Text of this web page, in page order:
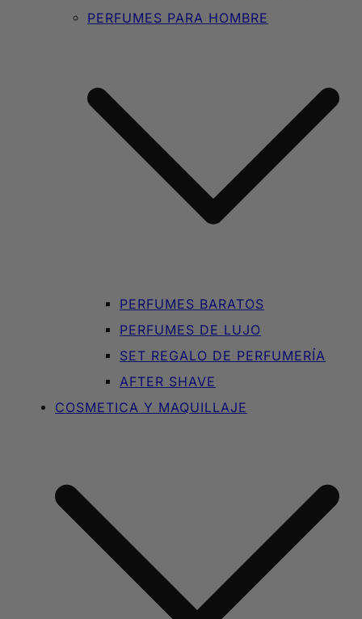
PERFUMES PARA HOMBRE
PERFUMES BARATOS
PERFUMES DE LUJO
SET REGALO DE PERFUMERÍA
AFTER SHAVE
COSMETICA Y MAQUILLAJE